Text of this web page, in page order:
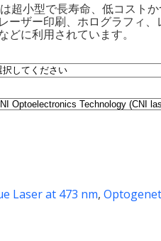
超小型で長寿命、低コストか
ーザー印刷、ホログラフィ
に利用されています。
Laser at 473 nm,